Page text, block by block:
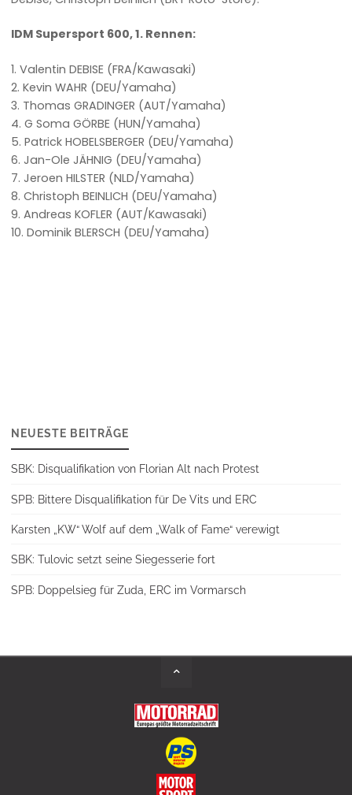
IDM Supersport 600, 1. Rennen:
1. Valentin DEBISE (FRA/Kawasaki)
2. Kevin WAHR (DEU/Yamaha)
3. Thomas GRADINGER (AUT/Yamaha)
4. G Soma GÖRBE (HUN/Yamaha)
5. Patrick HOBELSBERGER (DEU/Yamaha)
6. Jan-Ole JÄHNIG (DEU/Yamaha)
7. Jeroen HILSTER (NLD/Yamaha)
8. Christoph BEINLICH (DEU/Yamaha)
9. Andreas KOFLER (AUT/Kawasaki)
10. Dominik BLERSCH (DEU/Yamaha)
NEUESTE BEITRÄGE
SBK: Disqualifikation von Florian Alt nach Protest
SPB: Bittere Disqualifikation für De Vits und ERC
Karsten „KW“ Wolf auf dem „Walk of Fame“ verewigt
SBK: Tulovic setzt seine Siegesserie fort
SPB: Doppelsieg für Zuda, ERC im Vormarsch
Back